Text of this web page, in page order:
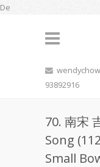
De
93892916
70. 南宋
Song
Small